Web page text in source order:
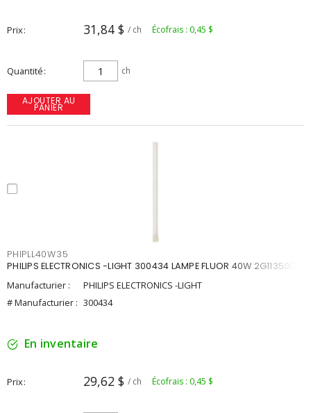
Prix 31,84 $ / ch Écofrais : 0,45 $
Quantité ch
AJOUTER AU
PANIER
PHIPLL40W35
PHILIPS ELECTRONICS -LIGHT 300434 LAMPE FLUOR 40W 2G113500K
Manufacturier :
PHILIPS ELECTRONICS -LIGHT
# Manufacturier : 300434
En inventaire
Prix 29,62 $ / ch Écofrais : 0,45 $